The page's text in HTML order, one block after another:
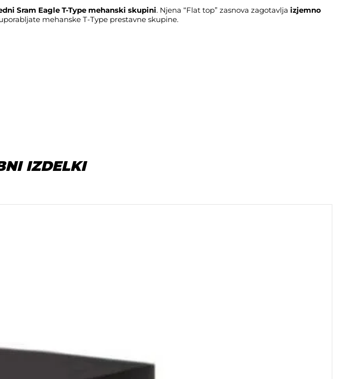
Sram Eagle T-Type mehanski skupini. Njena “Flat top” zasnova zagotavlja izjemno
mehanske T-Type prestavne skupine.
IZDELKI